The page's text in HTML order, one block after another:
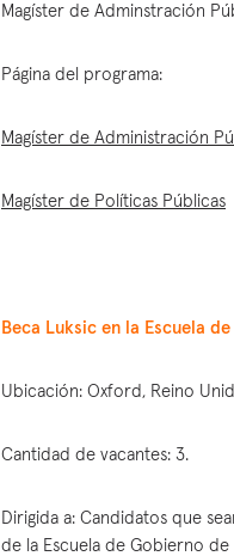
Magíster de Adminstración
Página del programa:
Magíster de Administración
Magíster de Políticas Públicas
Beca Luksic en la Escuela
Ubicación: Oxford, Reino
Cantidad de vacantes: 3.
Dirigida a: Candidatos que
de la Escuela de Gobierno de